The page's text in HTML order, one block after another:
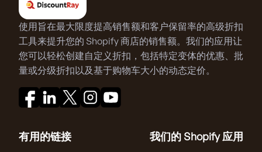
使用旨在最大限度提高销售额和客户保留率的高级折扣
工具来提升您的 Shopify 商店的销售额。我们的应用让
您可以轻松创建自定义折扣，包括特定变体的优惠、批
量或分级折扣以及基于购物车大小的动态定价。
有用的链接 我们的 Shopify 应用